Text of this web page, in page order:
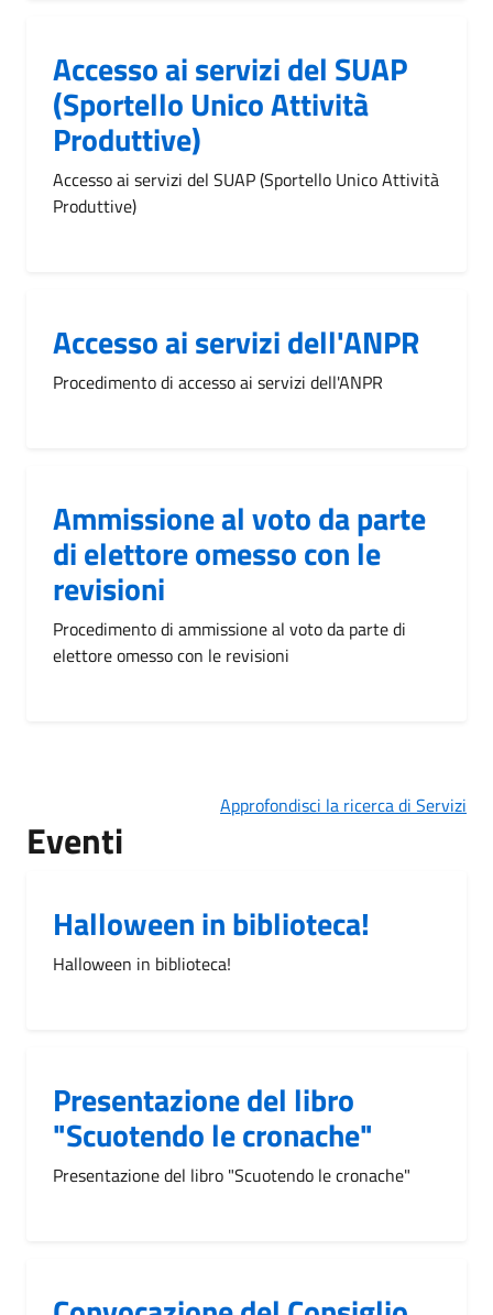
Accesso ai servizi del SUAP
(Sportello Unico Attività
Produttive)
Accesso ai servizi del SUAP (Sportello Unico Attività
Produttive)
Accesso ai servizi dell'ANPR
Procedimento di accesso ai servizi dell'ANPR
Ammissione al voto da parte
di elettore omesso con le
revisioni
Procedimento di ammissione al voto da parte di
elettore omesso con le revisioni
Approfondisci la ricerca di Servizi
Eventi
Halloween in biblioteca!
Halloween in biblioteca!
Presentazione del libro
"Scuotendo le cronache"
Presentazione del libro "Scuotendo le cronache"